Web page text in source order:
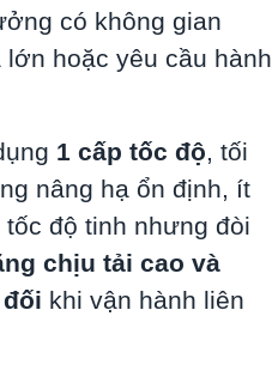
có không gian
hoặc yêu cầu hành
1 cấp tốc độ, tối
nâng hạ ổn định, ít
độ tinh nhưng đòi
chịu tải cao và
khi vận hành liên